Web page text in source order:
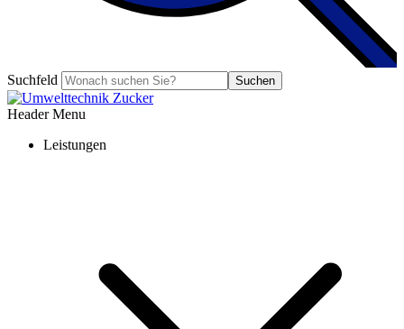
Suchfeld Suchen
Header Menu
Leistungen